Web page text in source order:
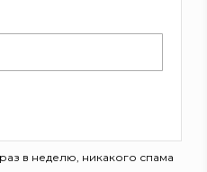
в неделю, никакого спама